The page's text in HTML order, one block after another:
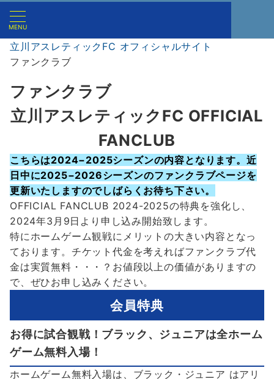
MENU
立川アスレティックFC オフィシャルサイト
ファンクラブ
ファンクラブ
立川アスレティックFC OFFICIAL
FANCLUB
こちらは2024−2025シーズンの内容となります。近
日中に2025−2026シーズンのファンクラブページを
更新いたしますのでしばらくお待ち下さい。
OFFICIAL FANCLUB 2024-2025の特典を強化し、
2024年3月9日より申し込み開始致します。
特にホームゲーム観戦にメリットの大きい内容となっ
ております。チケット代金を考えればファンクラブ代
金は実質無料・・・？お値段以上の価値がありますの
で、ぜひお申し込みください。
会員特典
お得に試合観戦！ブラック、ジュニアは全ホーム
ゲーム無料入場！
ホームゲーム無料入場は、ブラック・ジュニア はアリ